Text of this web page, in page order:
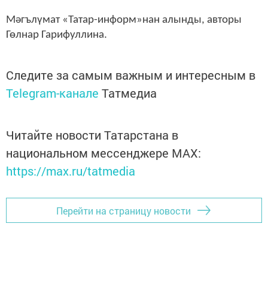
Мәгълүмат «Татар-информ»нан алынды, авторы
Гөлнар Гарифуллина.
Следите за самым важным и интересным в
Telegram-канале Татмедиа
Читайте новости Татарстана в
национальном мессенджере MАХ:
https://max.ru/tatmedia
Перейти на страницу новости